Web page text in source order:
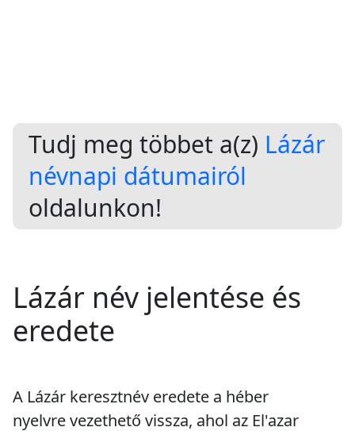
Tudj meg többet a(z) Lázár
névnapi dátumairól
oldalunkon!
Lázár név jelentése és
eredete
A Lázár keresztnév eredete a héber
nyelvre vezethető vissza, ahol az El'azar